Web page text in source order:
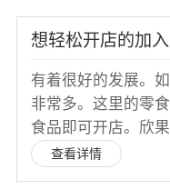
想轻松开店的加
有着很好的发展。
非常多。这里的零
食品即可开店。欣
查看详情